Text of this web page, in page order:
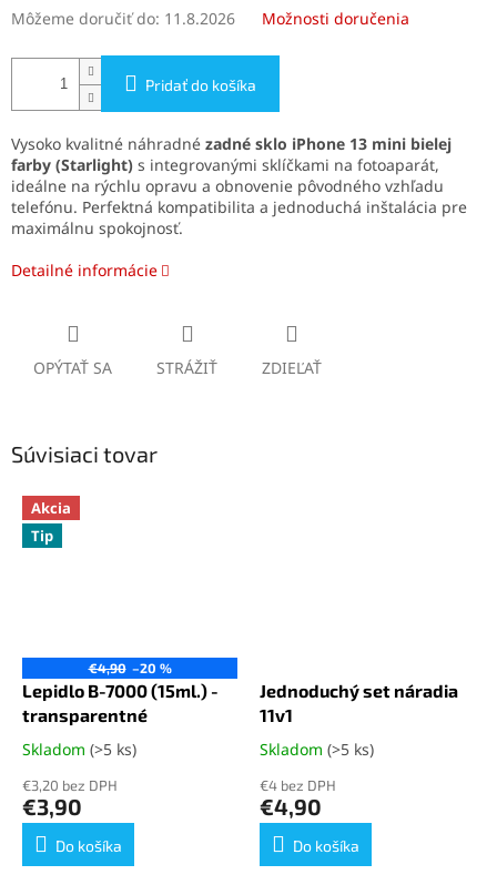
Môžeme doručiť do: 11.8.2026 Možnosti doručenia
Pridať do košíka
Vysoko kvalitné náhradné zadné sklo iPhone 13 mini bielej
farby (Starlight) s integrovanými sklíčkami na fotoaparát,
ideálne na rýchlu opravu a obnovenie pôvodného vzhľadu
telefónu. Perfektná kompatibilita a jednoduchá inštalácia pre
maximálnu spokojnosť.
Detailné informácie
OPÝTAŤ SA STRÁŽIŤ ZDIEĽAŤ
Súvisiaci tovar
Akcia
Tip
€4,90 –20 %
Lepidlo B-7000 (15ml.) -
transparentné
Priemerné
produktu
je
5,0
Skladom (>5 ks)
€3,20 bez DPH
€3,90
Do košíka
Jednoduchý set náradia
11v1
Priemerné
produktu
je
5,0
Skladom (>5 ks)
€4 bez DPH
€4,90
Do košíka